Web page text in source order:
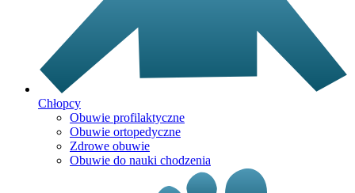
Chłopcy
Obuwie profilaktyczne
Obuwie ortopedyczne
Zdrowe obuwie
Obuwie do nauki chodzenia